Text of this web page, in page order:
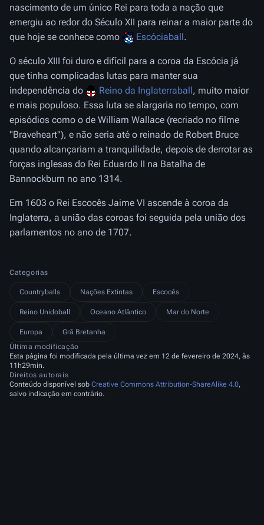
nascimento de um único Rei para toda a nação que
emergiu ao redor do Século XII para reinar a maior parte do
que hoje se conhece como
Escóciaball .
O século XIII foi duro e difícil para a coroa da Escócia já
que tinha complicadas lutas para manter sua
independência do
Reino da Inglaterraball , muito maior
e mais populoso. Essa luta se alargaria no tempo, com
episódios como o de William Wallace (recriado no filme
"Braveheart"), e não seria até o reinado de Robert Bruce
quando alcançariam a tranquilidade, depois de derrotar as
forças inglesas do Rei Eduardo II na Batalha de
Bannockburn no ano 1314.
Em 1603 o Rei Escocês Jaime VI ascende à coroa da
Inglaterra, a união das coroas foi seguida pela união dos
parlamentos no ano de 1707.
Categorias
Countryballs Nações Extintas Escocês
Reino Unidoball Oceano Atlântico Mar do Norte
Europa
Grã Bretanha
Última modificação
Esta página foi modificada pela última vez em 12 de fevereiro de 2024, às
11h29min.
Direitos autorais
Conteúdo disponível sob Creative Commons Attribution-ShareAlike 4.0,
salvo indicação em contrário.